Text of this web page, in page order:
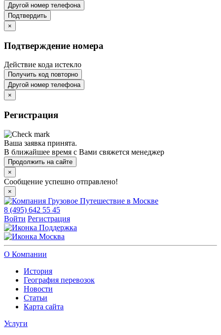
Другой номер телефона
Подтвердить
×
Подтверждение номера
Действие кода истекло
Получить код повторно
Другой номер телефона
×
Регистрация
Ваша заявка принята.
В ближайшее время с Вами свяжется менеджер
Продолжить на сайте
×
Сообщение успешно отправлено!
×
8 (495) 642 55 45
Войти Регистрация
Поддержка
Москва
О Компании
История
География перевозок
Новости
Статьи
Карта сайта
Услуги